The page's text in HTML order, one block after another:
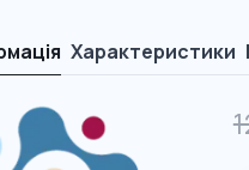
Характеристики